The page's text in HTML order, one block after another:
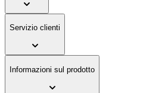
Servizio clienti
Informazioni sul prodotto